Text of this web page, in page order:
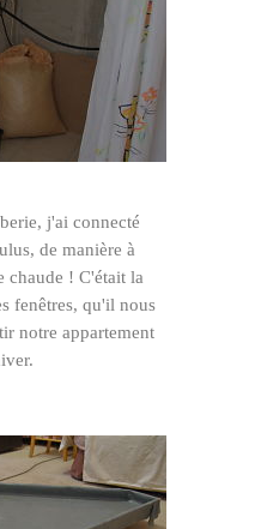
j'ai connecté
de manière à
chaude ! C'était la
fenêtres, qu'il nous
notre appartement